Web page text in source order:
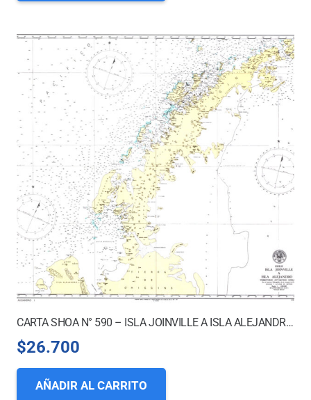
CARTA SHOA N° 590 – ISLA JOINVILLE A ISLA ALEJANDRO I.
$26.700
AÑADIR AL CARRITO